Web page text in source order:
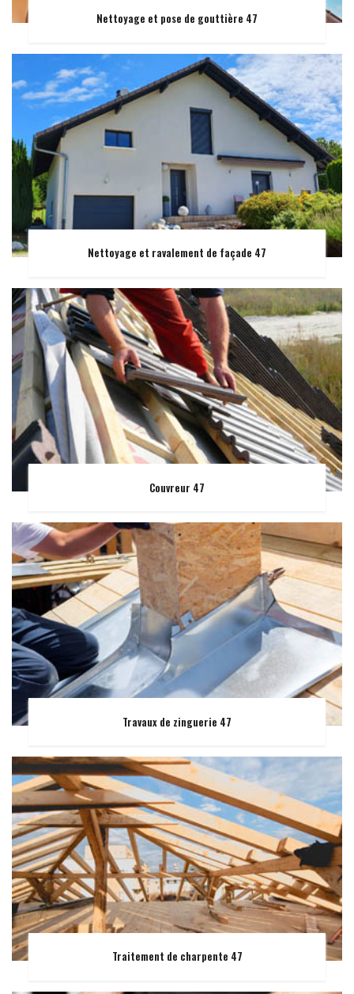
Nettoyage et pose de gouttière 47
Nettoyage et ravalement de façade 47
Couvreur 47
Travaux de zinguerie 47
Traitement de charpente 47